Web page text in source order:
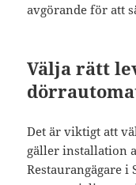
avgörande för att
Välja rätt
Det är viktigt att
gäller installation
Restaurangägare